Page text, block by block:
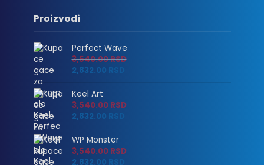
Proizvodi
Perfect Wave
3,540.00RSD
2,832.00 RSD
Keel Art
3,540.00RSD
2,832.00 RSD
WP Monster
3,540.00RSD
2,832.00 RSD